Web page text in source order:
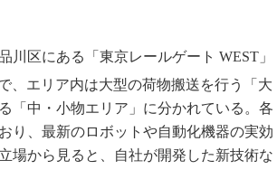
区にある「東京レールゲート WEST」
、エリア内は大型の荷物搬送を行う「大
「中・小物エリア」に分かれている。各
り、最新のロボットや自動化機器の実効
場から見ると、自社が開発した新技術な